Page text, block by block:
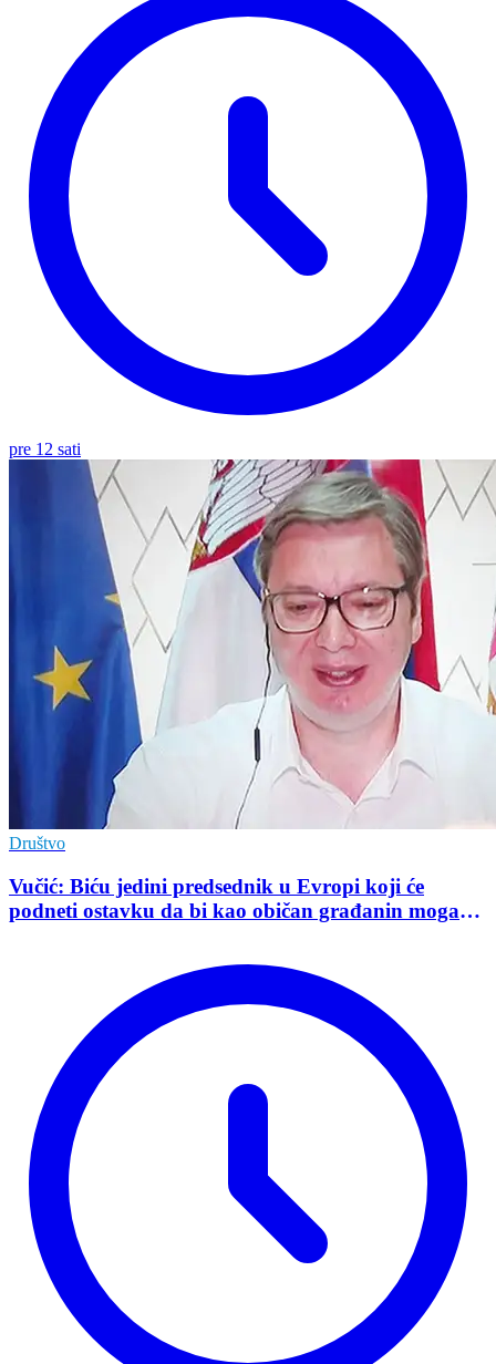
pre 12 sati
Društvo
Vučić: Biću jedini predsednik u Evropi koji će
podneti ostavku da bi kao običan građanin mogao